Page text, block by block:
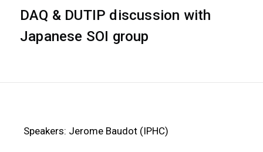
DAQ & DUTIP discussion with
Japanese SOI group
Speakers: Jerome Baudot (IPHC)